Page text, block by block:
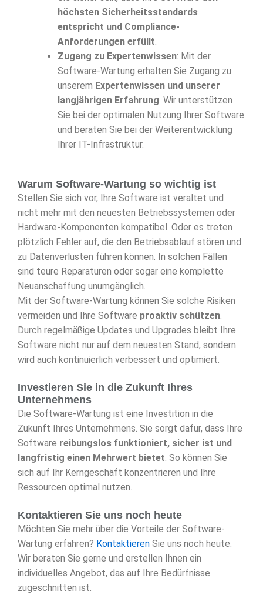
höchsten Sicherheitsstandards
entspricht und Compliance-
Anforderungen erfüllt.
Zugang zu Expertenwissen: Mit der
Software-Wartung erhalten Sie Zugang zu
unserem Expertenwissen und unserer
langjährigen Erfahrung. Wir unterstützen
Sie bei der optimalen Nutzung Ihrer Software
und beraten Sie bei der Weiterentwicklung
Ihrer IT-Infrastruktur.
Warum Software-Wartung so wichtig ist
Stellen Sie sich vor, Ihre Software ist veraltet und
nicht mehr mit den neuesten Betriebssystemen oder
Hardware-Komponenten kompatibel. Oder es treten
plötzlich Fehler auf, die den Betriebsablauf stören und
zu Datenverlusten führen können. In solchen Fällen
sind teure Reparaturen oder sogar eine komplette
Neuanschaffung unumgänglich.
Mit der Software-Wartung können Sie solche Risiken
vermeiden und Ihre Software proaktiv schützen.
Durch regelmäßige Updates und Upgrades bleibt Ihre
Software nicht nur auf dem neuesten Stand, sondern
wird auch kontinuierlich verbessert und optimiert.
Investieren Sie in die Zukunft Ihres
Unternehmens
Die Software-Wartung ist eine Investition in die
Zukunft Ihres Unternehmens. Sie sorgt dafür, dass Ihre
Software reibungslos funktioniert, sicher ist und
langfristig einen Mehrwert bietet. So können Sie
sich auf Ihr Kerngeschäft konzentrieren und Ihre
Ressourcen optimal nutzen.
Kontaktieren Sie uns noch heute
Möchten Sie mehr über die Vorteile der Software-
Wartung erfahren? Kontaktieren Sie uns noch heute.
Wir beraten Sie gerne und erstellen Ihnen ein
individuelles Angebot, das auf Ihre Bedürfnisse
zugeschnitten ist.